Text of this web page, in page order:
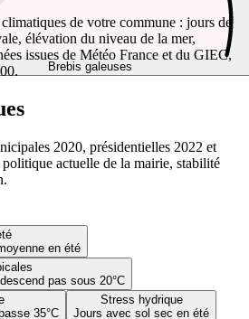
Brebis galeuses
en été
pas sous 20°C
35°C
Stress hydrique
Jours avec sol sec en été
de votre commune : jours de
élévation du niveau de la mer,
issues de Météo France et du GIEC,
2020, présidentielles 2022 et
actuelle de la mairie, stabilité